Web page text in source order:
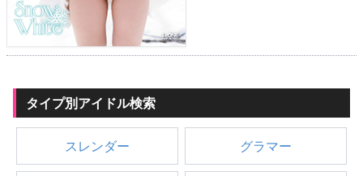
タイプ別アイドル検索
スレンダー グラマー